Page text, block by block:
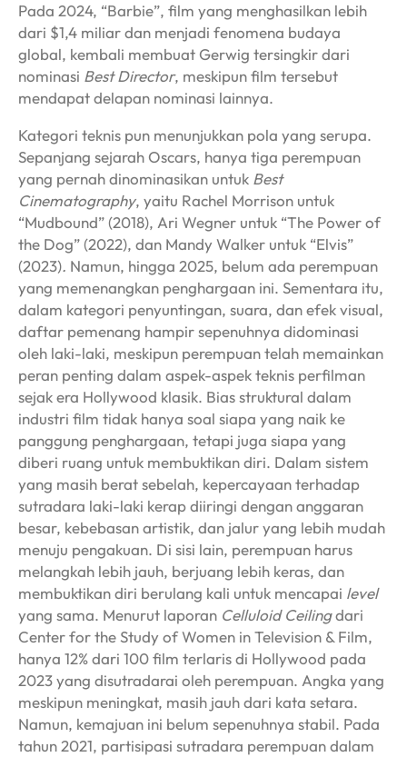
Pada 2024, “Barbie”, film yang menghasilkan lebih
dari $1,4 miliar dan menjadi fenomena budaya
global, kembali membuat Gerwig tersingkir dari
nominasi Best Director, meskipun film tersebut
mendapat delapan nominasi lainnya.
Kategori teknis pun menunjukkan pola yang serupa.
Sepanjang sejarah Oscars, hanya tiga perempuan
yang pernah dinominasikan untuk Best
Cinematography, yaitu Rachel Morrison untuk
“Mudbound” (2018), Ari Wegner untuk “The Power of
the Dog” (2022), dan Mandy Walker untuk “Elvis”
(2023). Namun, hingga 2025, belum ada perempuan
yang memenangkan penghargaan ini. Sementara itu,
dalam kategori penyuntingan, suara, dan efek visual,
daftar pemenang hampir sepenuhnya didominasi
oleh laki-laki, meskipun perempuan telah memainkan
peran penting dalam aspek-aspek teknis perfilman
sejak era Hollywood klasik. Bias struktural dalam
industri film tidak hanya soal siapa yang naik ke
panggung penghargaan, tetapi juga siapa yang
diberi ruang untuk membuktikan diri. Dalam sistem
yang masih berat sebelah, kepercayaan terhadap
sutradara laki-laki kerap diiringi dengan anggaran
besar, kebebasan artistik, dan jalur yang lebih mudah
menuju pengakuan. Di sisi lain, perempuan harus
melangkah lebih jauh, berjuang lebih keras, dan
membuktikan diri berulang kali untuk mencapai level
yang sama. Menurut laporan Celluloid Ceilingdari
Center for the Study of Women in Television & Film,
hanya 12% dari 100 film terlaris di Hollywood pada
2023 yang disutradarai oleh perempuan. Angka yang
meskipun meningkat, masih jauh dari kata setara.
Namun, kemajuan ini belum sepenuhnya stabil. Pada
tahun 2021, partisipasi sutradara perempuan dalam